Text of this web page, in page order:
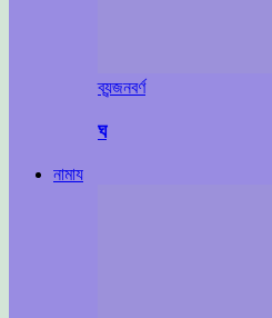
ব্যন্জনবর্ণ
ঘ
নামায